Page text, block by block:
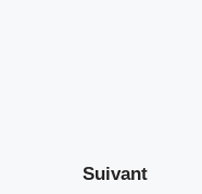
Suivant